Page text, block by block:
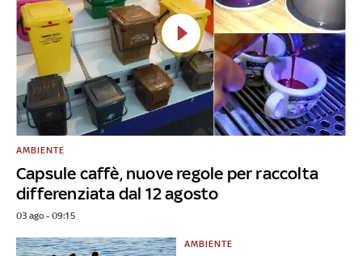
Capsule caffè, nuove regole per raccolta
differenziata dal 12 agosto
AMBIENTE
03 ago - 09:15
AMBIENTE